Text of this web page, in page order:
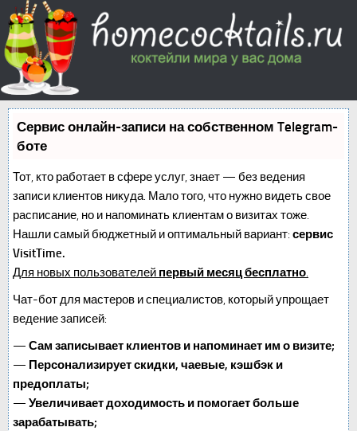
Сервис онлайн-записи на собственном Telegram-
боте
Тот, кто работает в сфере услуг, знает — без ведения
записи клиентов никуда. Мало того, что нужно видеть свое
расписание, но и напоминать клиентам о визитах тоже.
Нашли самый бюджетный и оптимальный вариант: сервис
VisitTime.
Для новых пользователей первый месяц бесплатно.
Чат-бот для мастеров и специалистов, который упрощает
ведение записей:
— Сам записывает клиентов и напоминает им о визите;
— Персонализирует скидки, чаевые, кэшбэк и
предоплаты;
— Увеличивает доходимость и помогает больше
зарабатывать;